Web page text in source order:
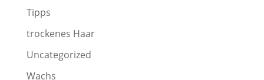
Tipps
trockenes Haar
Uncategorized
Wachs